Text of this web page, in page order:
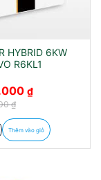
HYBRID 6KW
R6KL1
₫
₫
₫.
Thêm vào giỏ